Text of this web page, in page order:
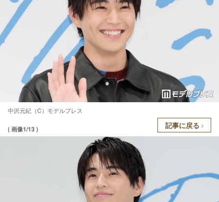
中沢元紀（C）モデルプレス
( 画像1/13 ) 記事に戻る